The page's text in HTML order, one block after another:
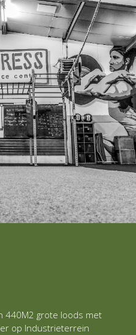
440M2 grote loods met
op Industrieterrein